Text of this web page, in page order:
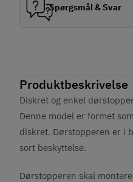
Produktbeskrivelse
Diskret og enkel
Denne model er formet
diskret. Dørstopperen er i
sort beskyttelse.
Dørstopperen skal
Spørgsmål & Svar